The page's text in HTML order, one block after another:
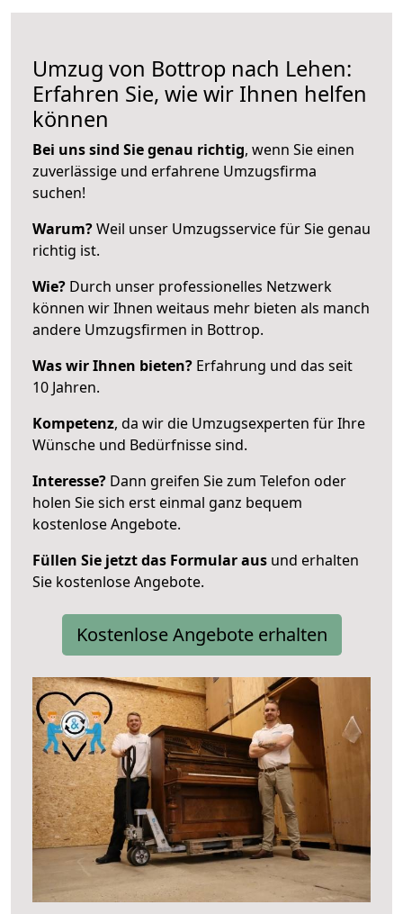
Umzug von Bottrop nach Lehen:
Erfahren Sie, wie wir Ihnen helfen
können
Bei uns sind Sie genau richtig, wenn Sie einen
zuverlässige und erfahrene Umzugsfirma
suchen!
Warum?Weil unser Umzugsservice für Sie genau
richtig ist.
Wie? Durch unser professionelles Netzwerk
können wir Ihnen weitaus mehr bieten als manch
andere Umzugsfirmen in Bottrop.
Was wir Ihnen bieten? Erfahrung und das seit
10 Jahren.
Kompetenz, da wir die Umzugsexperten für Ihre
Wünsche und Bedürfnisse sind.
Interesse? Dann greifen Sie zum Telefon oder
holen Sie sich erst einmal ganz bequem
kostenlose Angebote.
Füllen Sie jetzt das Formular aus und erhalten
Sie kostenlose Angebote.
Kostenlose Angebote erhalten